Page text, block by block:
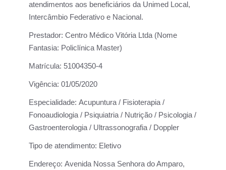
atendimentos aos beneficiários da Unimed Local,
Intercâmbio Federativo e Nacional.
Prestador: Centro Médico Vitória Ltda (Nome
Fantasia: Policlínica Master)
Matrícula: 51004350-4
Vigência: 01/05/2020
Especialidade: Acupuntura / Fisioterapia /
Fonoaudiologia / Psiquiatria / Nutrição / Psicologia /
Gastroenterologia / Ultrassonografia / Doppler
Tipo de atendimento: Eletivo
Endereço: Avenida Nossa Senhora do Amparo,